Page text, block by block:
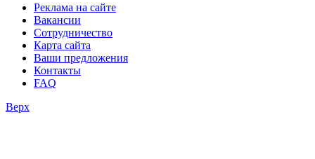
Реклама на сайте
Вакансии
Сотрудничество
Карта сайта
Ваши предложения
Контакты
FAQ
Верх